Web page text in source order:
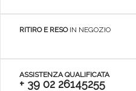
RITIRO E RESOIN NEGOZIO
ASSISTENZA QUALIFICATA
+ 39 02 26145255